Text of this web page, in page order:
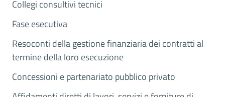
Collegi consultivi tecnici
Fase esecutiva
Resoconti della gestione finanziaria dei contratti al
termine della loro esecuzione
Concessioni e partenariato pubblico privato